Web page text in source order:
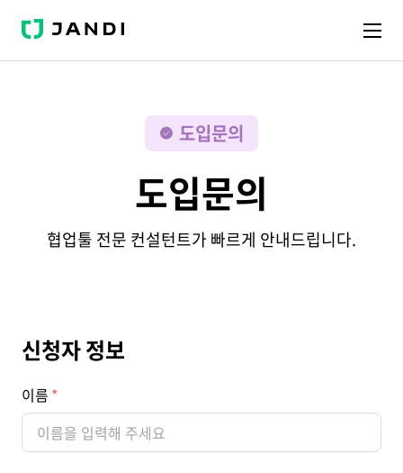
J
N
도입문의
도입문의
협업툴 전문 컨설턴트가 빠르게 안내드립니다.
신청자 정보
이름